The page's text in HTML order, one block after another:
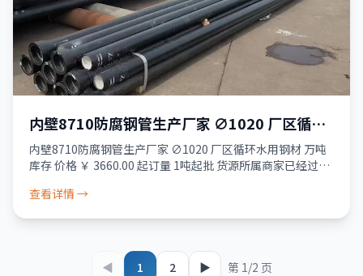
内壁8710防腐钢管生产厂家 ∅1020 厂区循环
水用钢材 万吨库存
内壁8710防腐钢管生产厂家 ∅1020 厂区循环水用钢材 万吨
库存 价格 ￥ 3660.00 起订量 1吨起批 货源所属商家已经过真
查看详情 →
◀ 1 2 ▶ 第 1/2 页